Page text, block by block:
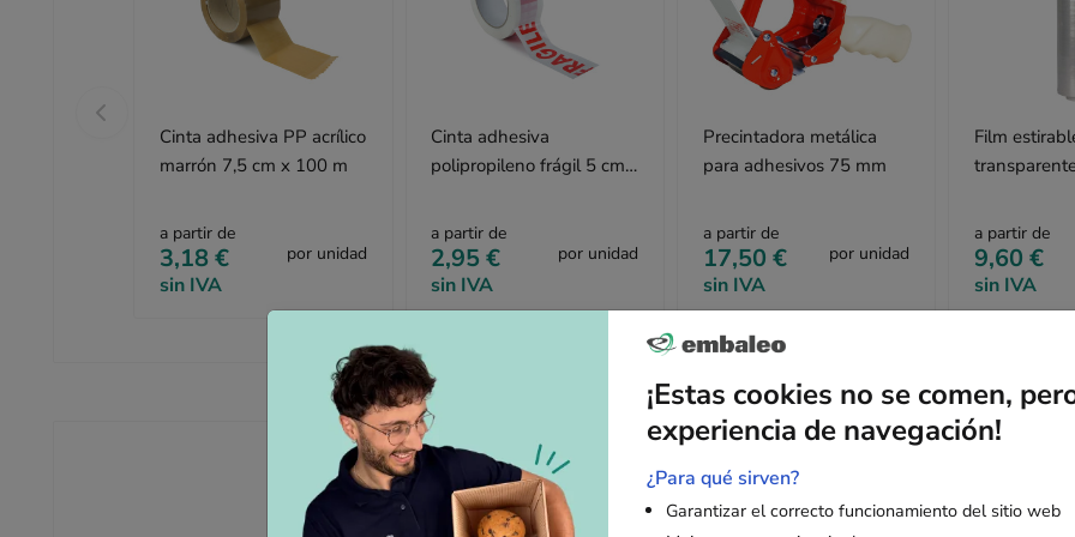
Cinta adhesiva PP acrílico
marrón 7,5 cm x 100 m
a partir de
3,18 €
sin IVA
por unidad
Cinta adhesiva
polipropileno frágil 5 cm
a partir de
2,95 €
sin IVA
por unidad
Precintadora metálica
para adhesivos 75 mm
a partir de
17,50 €
sin IVA
por unidad
Film
a partir de
9,60 €
sin IVA
Descripción
¡Estas cookies no se comen,
experiencia de navegación!
¿Para qué sirven?
Garantizar el correcto funcionamiento del sitio web